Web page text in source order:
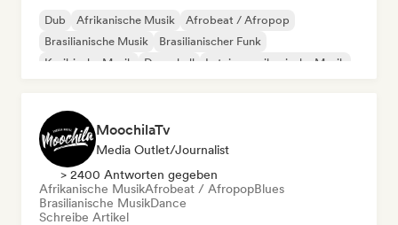
Dub Afrikanische Musik
Afrobeat / Afropop
Brasilianische Musik
Brasilianischer Funk
Karibische Musik
Dancehall Lateinamerikanische Musik
MoochilaTv
Media Outlet/Journalist
> 2400 Antworten gegeben
Afrikanische MusikAfrobeat / AfropopBlues
Brasilianische MusikDance
Schreibe Artikel